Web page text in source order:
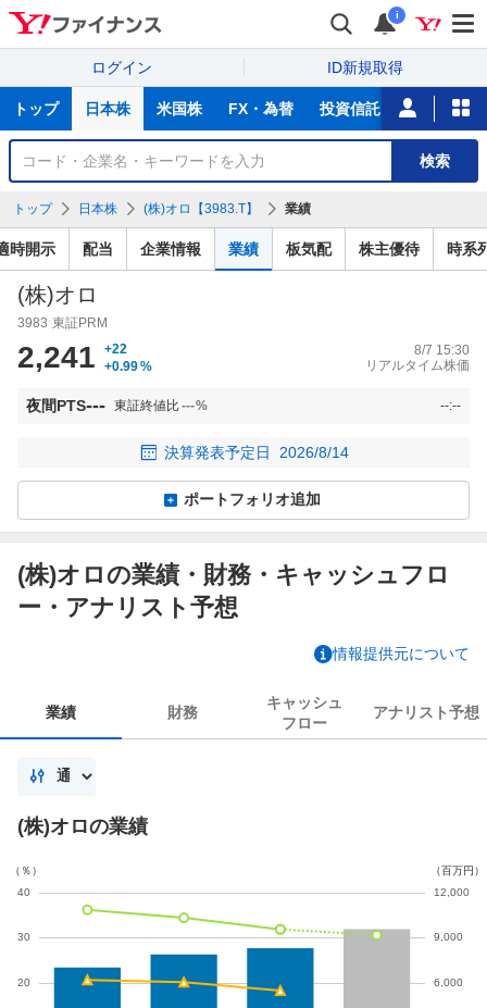
i
ログイン ID新規取得
サ
トップ 日本株 米国株 FX・為替 投資信託 ニュース
銘
検
索
検索
トップ 日本株 (株)オロ【3983.T】 業績
時開示 配当 企業情報 業績 板気配 株主優待 時系
(株)オロ
3983 東証PRM
2,241
+22
+0.99%
8/7 15:30
リアルタイム株価
夜間PTS--- 東証終値比---% --:--
決算発表予定日 2026/8/14
ポートフォリオ追加
(株)オロの業績・財務・キャッシュフロ
ー・アナリスト予想
情報提供元について
業績 財務
キャッシュ
フロー
アナリスト予想
(株)オロの業績